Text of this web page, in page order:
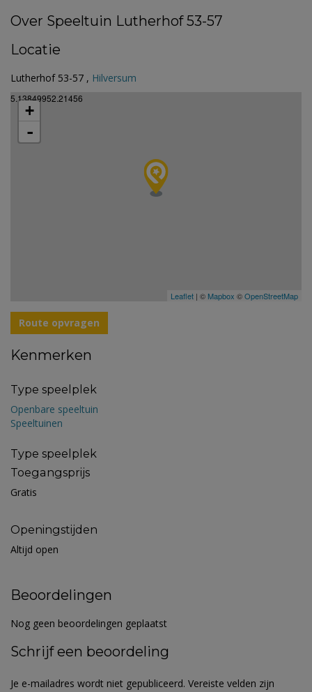
Over Speeltuin Lutherhof 53-57
Locatie
Lutherhof 53-57 , Hilversum
5.13849952.21456
+
-
Leaflet | © Mapbox ©OpenStreetMap
Route opvragen
Kenmerken
Type speelplek
Openbare speeltuin
Speeltuinen
Type speelplek
Toegangsprijs
Gratis
Openingstijden
Altijd open
Beoordelingen
Nog geen beoordelingen geplaatst
Schrijf een beoordeling
Je e-mailadres wordt niet gepubliceerd. Vereiste velden zijn